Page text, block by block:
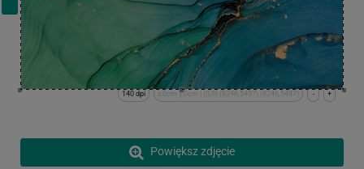
+
-
x:0cm y:0cm | (0,0) (8246,5497) (8246,5497)
140 dpi
Powiększ zdjęcie